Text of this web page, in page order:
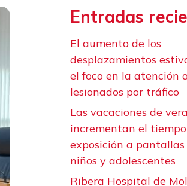
Entradas
El aumento de los
desplazamientos
el foco en la atención
lesionados por tráfico
Las vacaciones de
incrementan el
exposición a
niños y adolescentes
Ribera Hospital de